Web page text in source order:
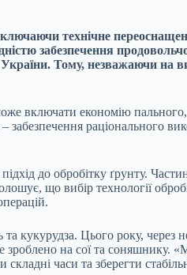
включаючи технічне
забезпечення
Тому, незважаючи
включати економію
забезпечення раціонального
до обробітку ґрунту.
що вибір технології
Цього року, через
зроблено на сої та
часи та зберегти